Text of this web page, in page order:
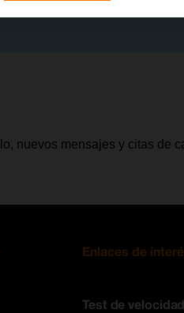
nuevos mensajes y citas de
Enlaces de
Test de velocidad